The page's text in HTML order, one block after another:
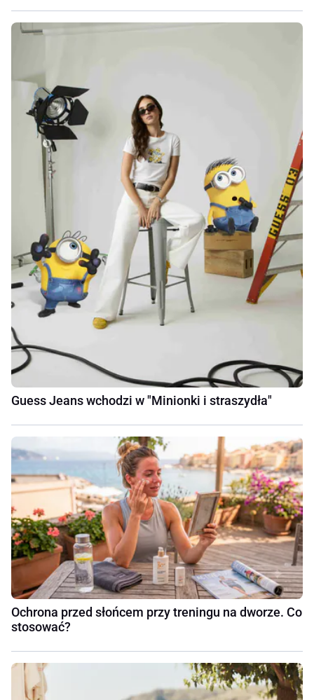
Guess Jeans wchodzi w "Minionki i straszydła"
Ochrona przed słońcem przy treningu na dworze. Co
stosować?